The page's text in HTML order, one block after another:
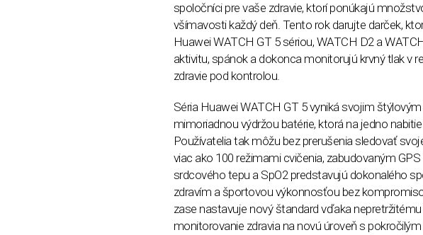
spoločníci pre vaše zdravie, ktorí ponúkajú
všímavosti každý deň. Tento rok darujte darček,
Huawei WATCH GT 5 sériou, WATCH D2 a
aktivitu, spánok a dokonca monitorujú krvný tlak v
zdravie pod kontrolou.
Séria Huawei WATCH GT 5 vyniká svojim štýlovým
mimoriadnou výdržou batérie, ktorá na jedno
Používatelia tak môžu bez prerušenia sledovať
viac ako 100 režimami cvičenia, zabudovaným
srdcového tepu a SpO2 predstavujú dokonalého
zdravím a športovou výkonnosťou bez
zase nastavuje nový štandard vďaka nepretržité
monitorovanie zdravia na novú úroveň s